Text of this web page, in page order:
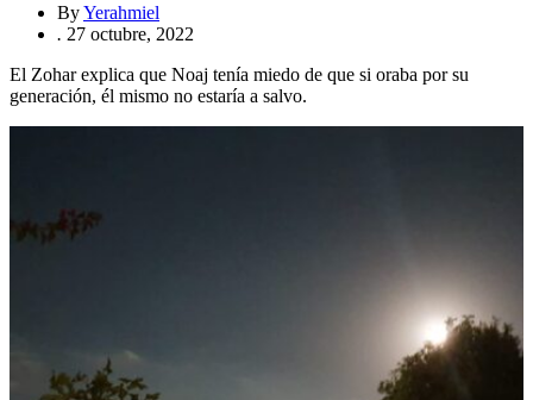
ByYerahmiel
. 27 octubre, 2022
El Zohar explica que Noaj tenía miedo de que si oraba por su
generación, él mismo no estaría a salvo.